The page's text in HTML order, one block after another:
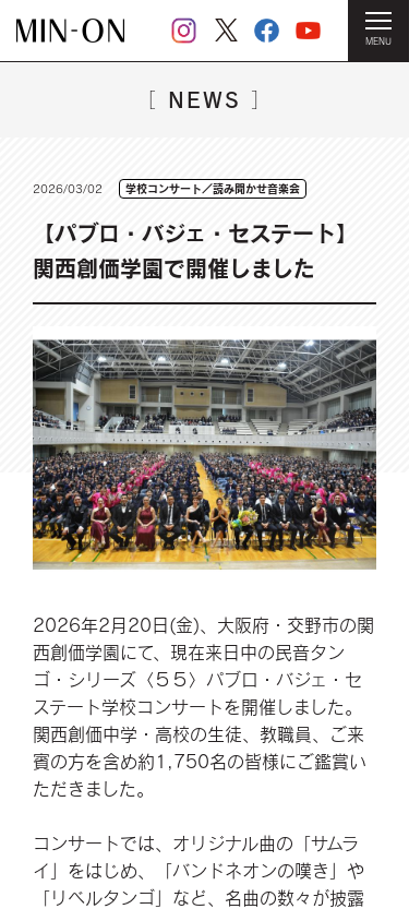
MENU
［ NEWS ］
2026/03/02 学校コンサート／読み聞かせ音楽会
【パブロ・バジェ・セステート】
関西創価学園で開催しました
2026年2月20日(金)、大阪府・交野市の関
西創価学園にて、現在来日中の民音タン
ゴ・シリーズ〈５５〉パブロ・バジェ・セ
ステート学校コンサートを開催しました。
関西創価中学・高校の生徒、教職員、ご来
賓の方を含め約1,750名の皆様にご鑑賞い
ただきました。
コンサートでは、オリジナル曲の「サムラ
イ」をはじめ、「バンドネオンの嘆き」や
「リベルタンゴ」など、名曲の数々が披露